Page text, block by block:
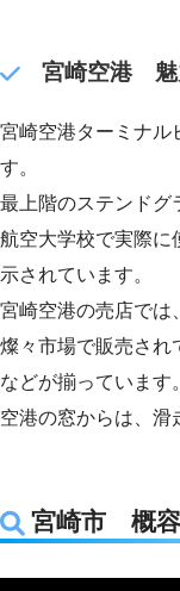
宮崎空港 魅
宮崎空港ターミナル
す。
最上階のステンドグ
航空大学校で実際に
示されています。
宮崎空港の売店では
燦々市場で販売され
などが揃っています。
空港の窓からは、滑
宮崎市 概容